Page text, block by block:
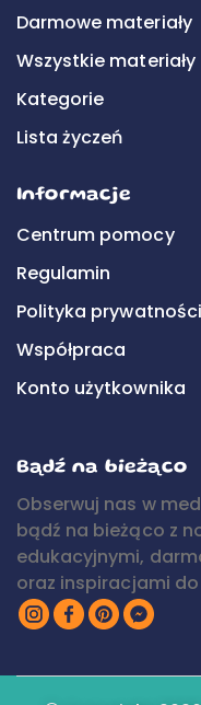
Darmowe materiały
Wszystkie materiały
Kategorie
Lista życzeń
Informacje
Centrum pomocy
Regulamin
Polityka prywatności
Współpraca
Konto użytkownika
Bądź na bieżąco
Obserwuj nas w
bądź na bieżąco z
edukacyjnymi,
oraz inspiracjami